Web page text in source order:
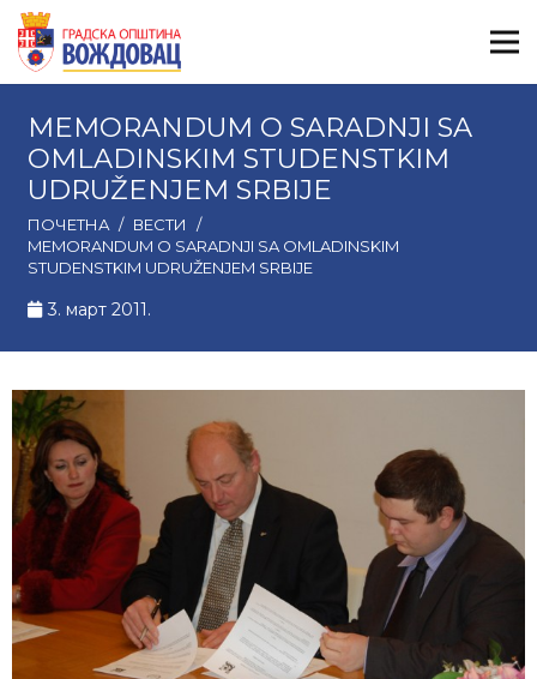
MEMORANDUM O SARADNJI SA
OMLADINSKIM STUDENSTKIM
UDRUŽENJEM SRBIJE
ПОЧЕТНА / ВЕСТИ
/
MEMORANDUM O SARADNJI SA OMLADINSKIM
STUDENSTKIM UDRUŽENJEM SRBIJE
3. март 2011.